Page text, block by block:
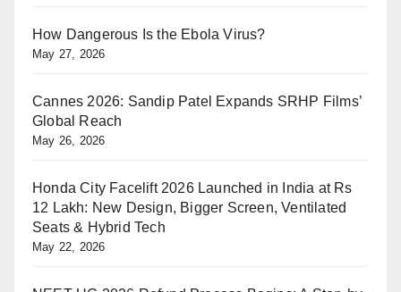
How Dangerous Is the Ebola Virus?
May 27, 2026
Cannes 2026: Sandip Patel Expands SRHP Films’
Global Reach
May 26, 2026
Honda City Facelift 2026 Launched in India at Rs
12 Lakh: New Design, Bigger Screen, Ventilated
Seats & Hybrid Tech
May 22, 2026